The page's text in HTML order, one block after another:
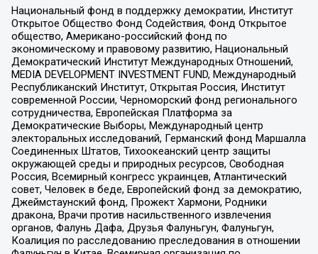
Национальный фонд в поддержку демократии, Институт
Открытое Общество Фонд Содействия, Фонд Открытое
общество, Американо-российский фонд по
экономическому и правовому развитию, Национальный
Демократический Институт Международных Отношений,
MEDIA DEVELOPMENT INVESTMENT FUND, Международный
Республиканский Институт, Открытая Россия, Институт
современной России, Черноморский фонд регионального
сотрудничества, Европейская Платформа за
Демократические Выборы, Международный центр
электоральных исследований, Германский фонд Маршалла
Соединенных Штатов, Тихоокеанский центр защиты
окружающей среды и природных ресурсов, Свободная
Россия, Всемирный конгресс украинцев, Атлантический
совет, Человек в беде, Европейский фонд за демократию,
Джеймстаунский фонд, Прожект Хармони, Родники
дракона, Врачи против насильственного извлечения
органов, Фалунь Дафа, Друзья Фалуньгун, Фалуньгун,
Коалиция по расследованию преследования в отношении